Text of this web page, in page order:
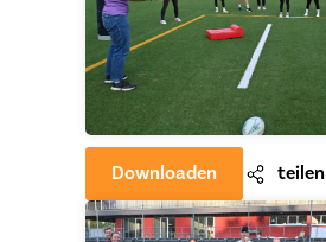
Downloaden teilen